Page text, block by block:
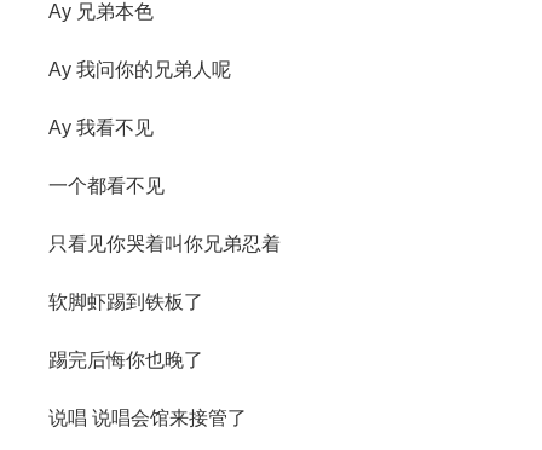
Ay 兄弟本色
Ay 我问你的兄弟人呢
Ay 我看不见
一个都看不见
只看见你哭着叫你兄弟忍着
软脚虾踢到铁板了
踢完后悔你也晚了
说唱 说唱会馆来接管了